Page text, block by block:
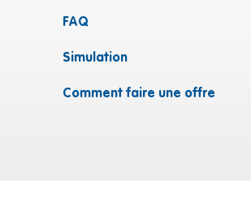
FAQ
Simulation
Comment faire une offre